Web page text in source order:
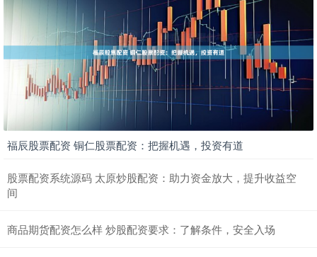
福辰股票配资 铜仁股票配资：把握机遇，投资有道
股票配资系统源码 太原炒股配资：助力资金放大，提升收益空
间
商品期货配资怎么样 炒股配资要求：了解条件，安全入场